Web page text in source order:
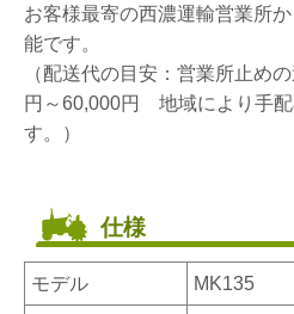
お客様最寄の西濃運輸営業所
能です。
（配送代の目安：営業所止め
円～60,000円 地域により手配
す。）
仕様
モデル MK135